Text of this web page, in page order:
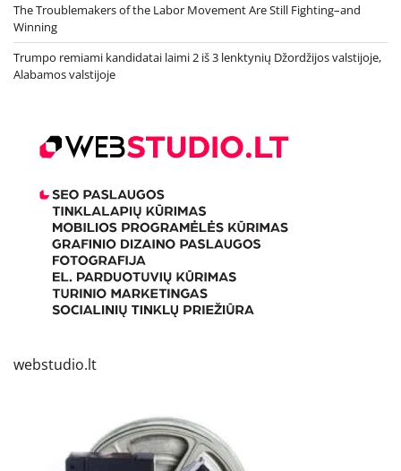
The Troublemakers of the Labor Movement Are Still Fighting–and
Winning
Trumpo remiami kandidatai laimi 2 iš 3 lenktynių Džordžijos valstijoje,
Alabamos valstijoje
webstudio.lt